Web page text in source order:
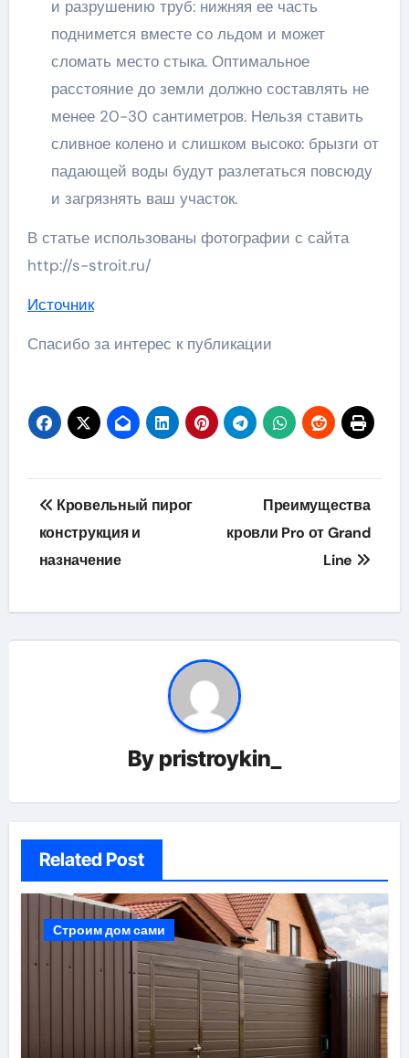
и разрушению труб: нижняя ее часть
поднимется вместе со льдом и может
сломать место стыка. Оптимальное
расстояние до земли должно составлять не
менее 20-30 сантиметров. Нельзя ставить
сливное колено и слишком высоко: брызги от
падающей воды будут разлетаться повсюду
и загрязнять ваш участок.
В статье использованы фотографии с сайта
http://s-stroit.ru/
Источник
Спасибо за интерес к публикации
Навигация
по
записям
Кровельный пирог
конструкция и
назначение
Преимущества
кровли Pro от Grand
Line
By pristroykin_
Related Post
Строим дом сами